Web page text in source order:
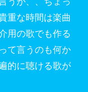
重な時間は楽曲
用の歌でも作る
て言うのも何か
的に聴ける歌が